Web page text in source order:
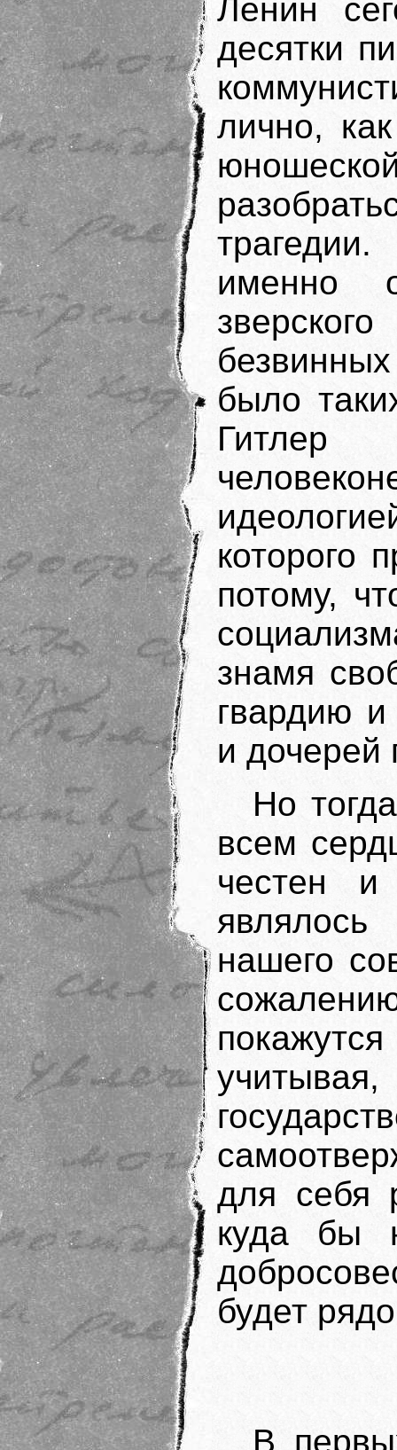
Ленин
десятки
лично,
именно
было
которого
потому,
знамя
гвардию
и дочерей
Но
всем
честен
нашего
для себя
куда бы
будет
В